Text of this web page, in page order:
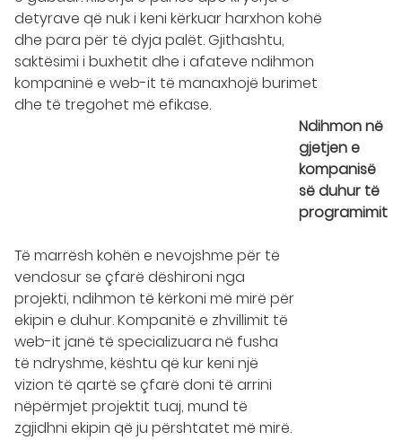
detyrave që nuk i keni kërkuar harxhon kohë
dhe para për të dyja palët. Gjithashtu,
saktësimi i buxhetit dhe i afateve ndihmon
kompaninë e web-it të manaxhojë burimet
dhe të tregohet më efikase.
Ndihmon në
gjetjen e
kompanisë
së duhur të
programimit
Të marrësh kohën e nevojshme për të
vendosur se çfarë dëshironi nga
projekti, ndihmon të kërkoni më mirë për
ekipin e duhur. Kompanitë e zhvillimit të
web-it janë të specializuara në fusha
të ndryshme, kështu që kur keni një
vizion të qartë se çfarë doni të arrini
nëpërmjet projektit tuaj, mund të
zgjidhni ekipin që ju përshtatet më mirë.